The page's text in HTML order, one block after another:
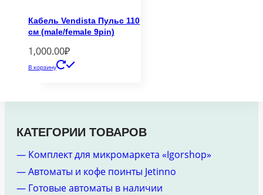
Кабель Vendista Пульс 110
см (male/female 9pin)
1,000.00₽
В корзину
КАТЕГОРИИ ТОВАРОВ
— Комплект для микромаркета «Igorshop»
— Автоматы и кофе поинты Jetinno
— Готовые автоматы в наличии